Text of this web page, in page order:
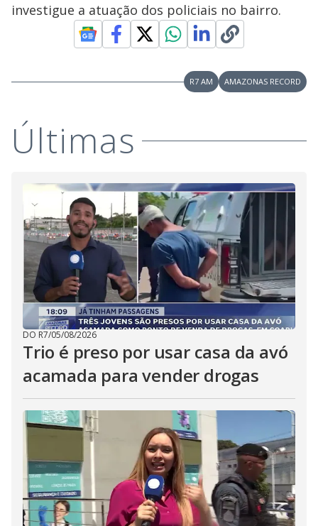
investigue a atuação dos policiais no bairro.
R7 AM AMAZONAS RECORD
Últimas
DO R7/05/08/2026
Trio é preso por usar casa da avó
acamada para vender drogas